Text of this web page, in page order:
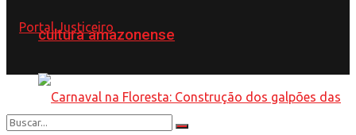
cultura amazonense